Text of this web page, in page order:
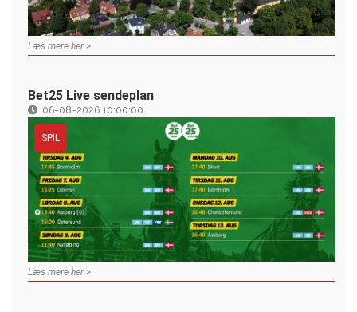
Læs mere her >
Bet25 Live sendeplan
06-08-2026 10:00:00
SPIL
Læs mere her >